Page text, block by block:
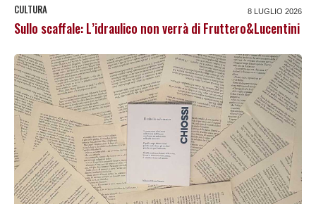
CULTURA 8 LUGLIO 2026
Sullo scaffale: L’idraulico non verrà di Fruttero&Lucentini